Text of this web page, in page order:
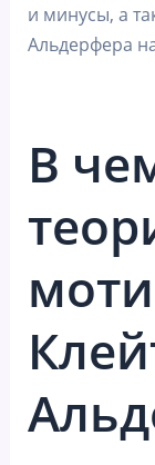
и минусы, а
Альдерфера
В